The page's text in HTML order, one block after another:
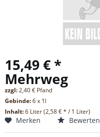
15,49 € *
Mehrweg
zzgl:2,40 € Pfand
Gebinde:6 x 1l
Inhalt:6 Liter (2,58 € * / 1 Liter)
Merken Bewerten